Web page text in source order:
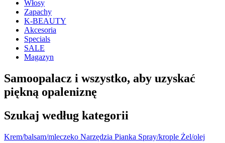
Włosy
Zapachy
K-BEAUTY
Akcesoria
Specials
SALE
Magazyn
Samoopalacz i wszystko, aby uzyskać
piękną opaleniznę
Szukaj według kategorii
Krem/balsam/mleczeko Narzędzia Pianka Spray/krople Żel/olej